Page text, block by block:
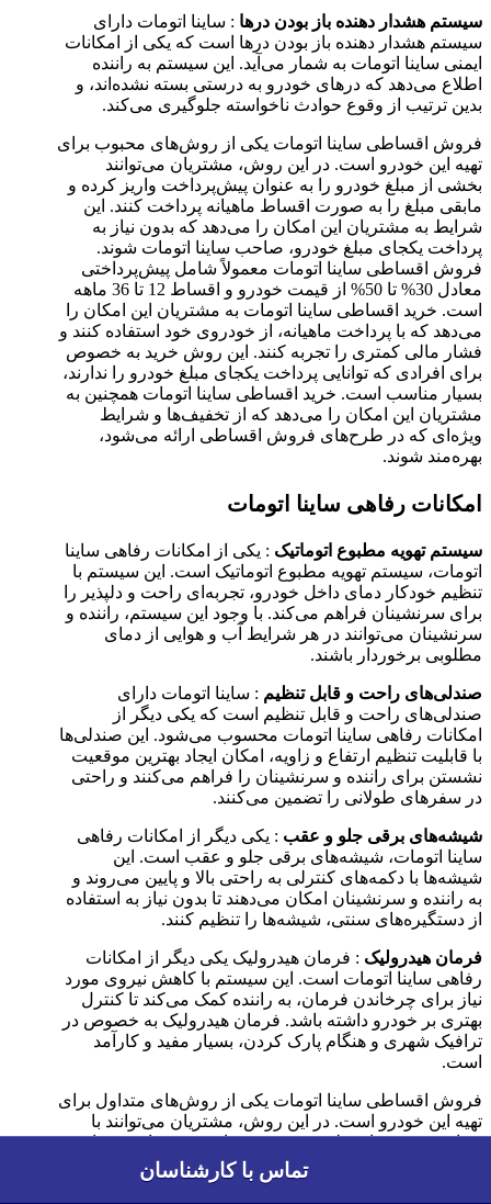
سیستم هشدار دهنده باز بودن درها : ساینا اتومات دارای
سیستم هشدار دهنده باز بودن درها است که یکی از امکانات
ایمنی ساینا اتومات به شمار می‌آید. این سیستم به راننده
اطلاع می‌دهد که درهای خودرو به درستی بسته نشده‌اند، و
بدین ترتیب از وقوع حوادث ناخواسته جلوگیری می‌کند.
فروش اقساطی ساینا اتومات یکی از روش‌های محبوب برای
تهیه این خودرو است. در این روش، مشتریان می‌توانند
بخشی از مبلغ خودرو را به عنوان پیش‌پرداخت واریز کرده و
مابقی مبلغ را به صورت اقساط ماهیانه پرداخت کنند. این
شرایط به مشتریان این امکان را می‌دهد که بدون نیاز به
پرداخت یکجای مبلغ خودرو، صاحب ساینا اتومات شوند.
فروش اقساطی ساینا اتومات معمولاً شامل پیش‌پرداختی
معادل 30% تا 50% از قیمت خودرو و اقساط 12 تا 36 ماهه
است. خرید اقساطی ساینا اتومات به مشتریان این امکان را
می‌دهد که با پرداخت ماهیانه، از خودروی خود استفاده کنند و
فشار مالی کمتری را تجربه کنند. این روش خرید به خصوص
برای افرادی که توانایی پرداخت یکجای مبلغ خودرو را ندارند،
بسیار مناسب است. خرید اقساطی ساینا اتومات همچنین به
مشتریان این امکان را می‌دهد که از تخفیف‌ها و شرایط
ویژه‌ای که در طرح‌های فروش اقساطی ارائه می‌شود،
بهره‌مند شوند.
امکانات رفاهی ساینا اتومات
سیستم تهویه مطبوع اتوماتیک : یکی از امکانات رفاهی ساینا
اتومات، سیستم تهویه مطبوع اتوماتیک است. این سیستم با
تنظیم خودکار دمای داخل خودرو، تجربه‌ای راحت و دلپذیر را
برای سرنشینان فراهم می‌کند. با وجود این سیستم، راننده و
سرنشینان می‌توانند در هر شرایط آب و هوایی از دمای
مطلوبی برخوردار باشند.
صندلی‌های راحت و قابل تنظیم : ساینا اتومات دارای
صندلی‌های راحت و قابل تنظیم است که یکی دیگر از
امکانات رفاهی ساینا اتومات محسوب می‌شود. این صندلی‌ها
با قابلیت تنظیم ارتفاع و زاویه، امکان ایجاد بهترین موقعیت
نشستن برای راننده و سرنشینان را فراهم می‌کنند و راحتی
در سفرهای طولانی را تضمین می‌کنند.
شیشه‌های برقی جلو و عقب : یکی دیگر از امکانات رفاهی
ساینا اتومات، شیشه‌های برقی جلو و عقب است. این
شیشه‌ها با دکمه‌های کنترلی به راحتی بالا و پایین می‌روند و
به راننده و سرنشینان امکان می‌دهند تا بدون نیاز به استفاده
از دستگیره‌های سنتی، شیشه‌ها را تنظیم کنند.
فرمان هیدرولیک : فرمان هیدرولیک یکی دیگر از امکانات
رفاهی ساینا اتومات است. این سیستم با کاهش نیروی مورد
نیاز برای چرخاندن فرمان، به راننده کمک می‌کند تا کنترل
بهتری بر خودرو داشته باشد. فرمان هیدرولیک به خصوص در
ترافیک شهری و هنگام پارک کردن، بسیار مفید و کارآمد
است.
فروش اقساطی ساینا اتومات یکی از روش‌های متداول برای
تهیه این خودرو است. در این روش، مشتریان می‌توانند با
پرداخت بخشی از مبلغ خودرو به عنوان پیش‌پرداخت و باقی
مبلغ به صورت اقساطی، ساینا اتومات را تهیه کنند. این
شرایط به خریداران امکان می‌دهد تا بدون نیاز به پرداخت
تماس با کارشناسان
تماس با کارشناسان